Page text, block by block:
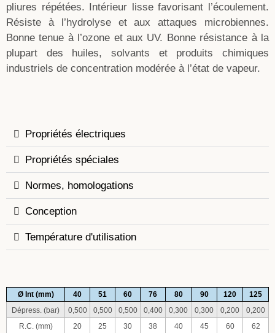
pliures répétées. Intérieur lisse favorisant l’écoulement.
Résiste à l’hydrolyse et aux attaques microbiennes.
Bonne tenue à l’ozone et aux UV. Bonne résistance à la
plupart des huiles, solvants et produits chimiques
industriels de concentration modérée à l’état de vapeur.
Propriétés électriques
Propriétés spéciales
Normes, homologations
Conception
Température d'utilisation
Ø Int (mm) 40 51 60 76 80 90 120
125
Dépress. (bar)
0,500 0,500 0,500 0,400 0,300 0,300 0,200
0,200
R.C. (mm)
20 25 30 38 40 45 60
62